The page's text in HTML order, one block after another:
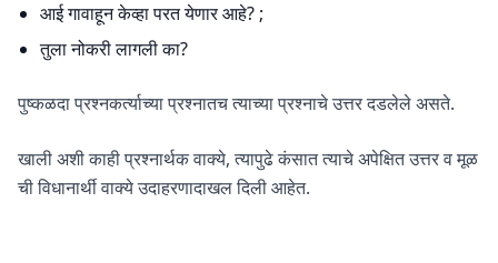
आई गावाहून केव्हा परत येणार आहे? ;
तुला नोकरी लागली का?
पुष्कळदा प्रश्नकर्त्याच्या प्रश्नातच त्याच्या प्रश्नाचे उत्तर दडलेले असते.
खाली अशी काही प्रश्नार्थक वाक्ये, त्यापुढे कंसात त्याचे अपेक्षित उत्तर व मूळ
ची विधानार्थी वाक्ये उदाहरणादाखल दिली आहेत.